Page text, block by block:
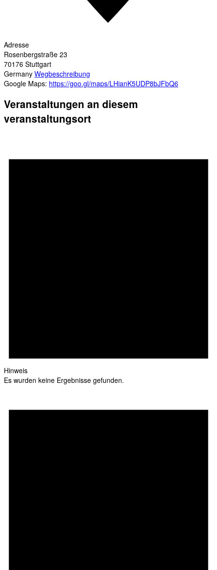
Adresse
Rosenbergstraße 23
70176 Stuttgart
Germany Wegbeschreibung
Google Maps: https://goo.gl/maps/LHianK5UDP8bJFbQ6
Veranstaltungen an diesem
veranstaltungsort
Hinweis
Es wurden keine Ergebnisse gefunden.